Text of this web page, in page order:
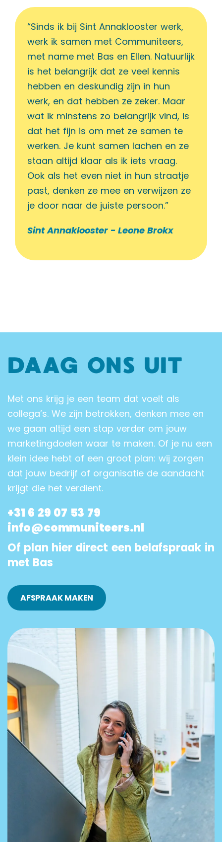
“Sinds ik bij Sint Annaklooster werk,
werk ik samen met Communiteers,
met name met Bas en Ellen. Natuurlijk
is het belangrijk dat ze veel kennis
hebben en deskundig zijn in hun
werk, en dat hebben ze zeker. Maar
wat ik minstens zo belangrijk vind, is
dat het fijn is om met ze samen te
werken. Je kunt samen lachen en ze
staan altijd klaar als ik iets vraag.
Ook als het even niet in hun straatje
past, denken ze mee en verwijzen ze
je door naar de juiste persoon.”
Sint Annaklooster - Leone Brokx
DAAG ONS UIT
Met ons krijg je een team dat voelt als
collega’s. We zijn betrokken, denken mee en
we gaan altijd een stap verder om jouw
marketingdoelen waar te maken. Of je nu een
klein idee hebt of een groot plan: wij zorgen
dat jouw bedrijf of organisatie de aandacht
krijgt die het verdient.
+31 6 29 07 53 79
info@communiteers.nl
Of plan hier direct een belafspraak in
met Bas
AFSPRAAK MAKEN